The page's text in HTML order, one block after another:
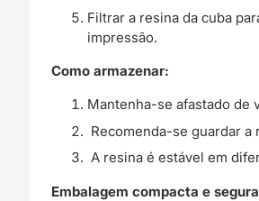
Filtrar a resina da cuba
impressão.
Como armazenar:
Mantenha-se afastado de
Recomenda-se guardar
A resina é estável em
Embalagem compacta e